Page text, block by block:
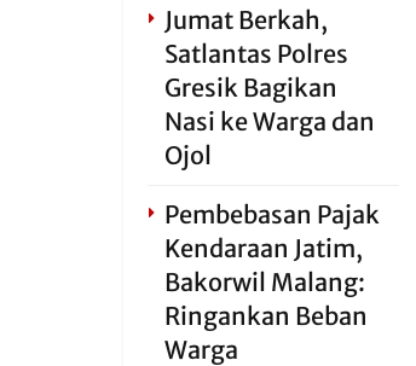
Jumat Berkah,
Satlantas Polres
Gresik Bagikan
Nasi ke Warga dan
Ojol
Pembebasan Pajak
Kendaraan Jatim,
Bakorwil Malang:
Ringankan Beban
Warga